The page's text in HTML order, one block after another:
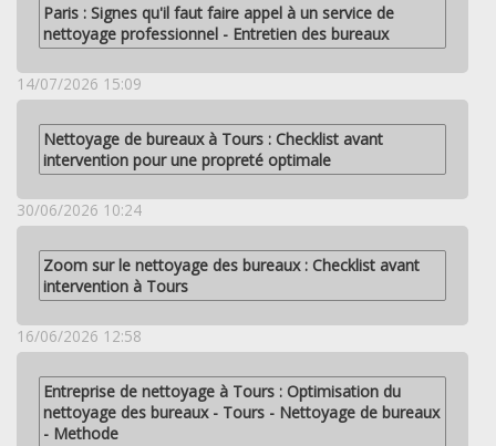
Paris : Signes qu'il faut faire appel à un service de
nettoyage professionnel - Entretien des bureaux
14/07/2026 15:09
Nettoyage de bureaux à Tours : Checklist avant
intervention pour une propreté optimale
30/06/2026 10:24
Zoom sur le nettoyage des bureaux : Checklist avant
intervention à Tours
16/06/2026 12:58
Entreprise de nettoyage à Tours : Optimisation du
nettoyage des bureaux - Tours - Nettoyage de bureaux
- Methode